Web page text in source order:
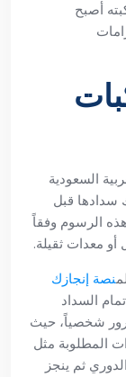
أصبح
السعودية
سدادها قبل
الرسوم وفقاً
أو معدات ثقيلة.
نصة إنجازك
السداد
شخصياً، حيث
المطلوبة مثل
ثم ينجز